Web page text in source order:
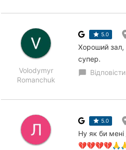
Volodymyr
Romanchuk
5.0
Хороший зал,
супер.
chat_bubble Відповісти
5.0
Ну як би